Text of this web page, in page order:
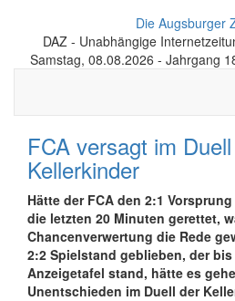
Die Augsburger
DAZ - Unabhängige
Samstag, 08.08.2026 - Jahrgang
FCA versagt im
Kellerkinder
Hätte der FCA den 2:1
die letzten 20 Minuten gerettet,
Chancenverwertung die Rede
2:2 Spielstand geblieben, der
Anzeigetafel stand, hätte es
Unentschieden im Duell der